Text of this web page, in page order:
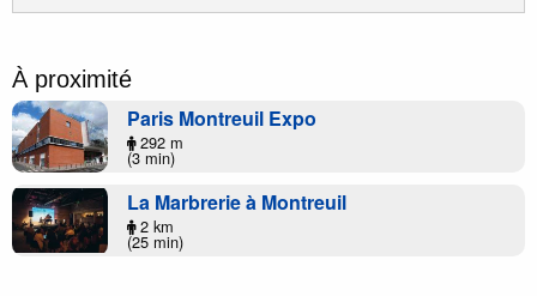
À proximité
Paris Montreuil Expo
292 m
(3 min)
La Marbrerie à Montreuil
2 km
(25 min)